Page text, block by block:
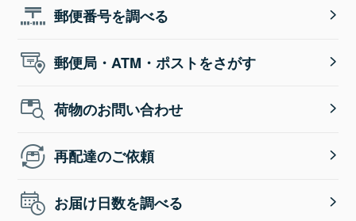
郵便番号を調べる
郵便局・ATM・ポストをさがす
荷物のお問い合わせ
再配達のご依頼
お届け日数を調べる